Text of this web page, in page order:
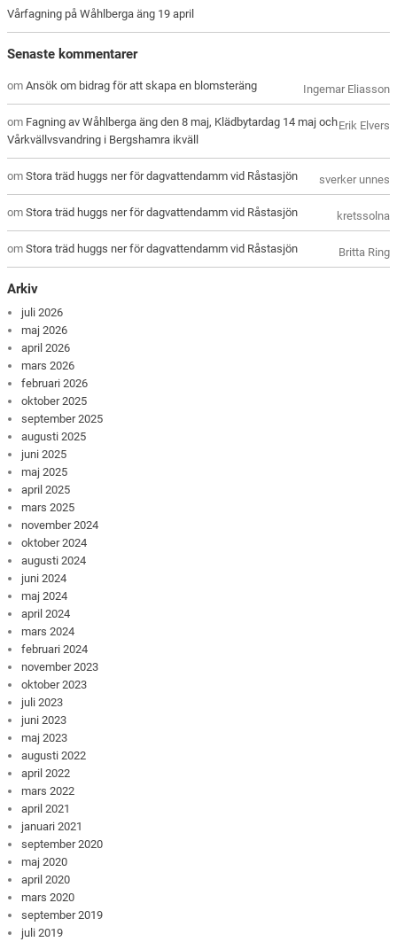
Vårfagning på Wåhlberga äng 19 april
Senaste kommentarer
Ingemar Eliasson
omAnsök om bidrag för att skapa en blomsteräng
Erik Elvers
om Fagning av Wåhlberga äng den 8 maj, Klädbytardag 14 maj och
Vårkvällvsvandring i Bergshamra ikväll
sverker unnes
omStora träd huggs ner för dagvattendamm vid Råstasjön
kretssolna
omStora träd huggs ner för dagvattendamm vid Råstasjön
Britta Ring
omStora träd huggs ner för dagvattendamm vid Råstasjön
Arkiv
juli 2026
maj 2026
april 2026
mars 2026
februari 2026
oktober 2025
september 2025
augusti 2025
juni 2025
maj 2025
april 2025
mars 2025
november 2024
oktober 2024
augusti 2024
juni 2024
maj 2024
april 2024
mars 2024
februari 2024
november 2023
oktober 2023
juli 2023
juni 2023
maj 2023
augusti 2022
april 2022
mars 2022
april 2021
januari 2021
september 2020
maj 2020
april 2020
mars 2020
september 2019
juli 2019